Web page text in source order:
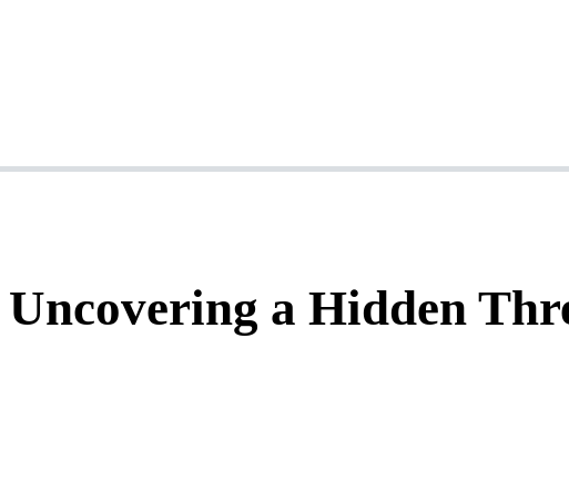
Uncovering a Hidden